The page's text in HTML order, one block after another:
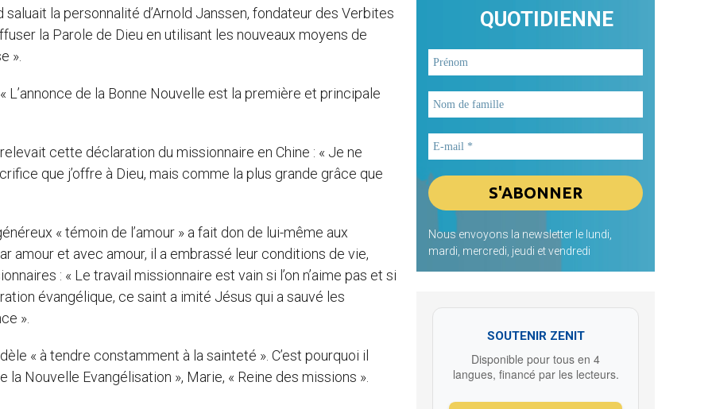
la personnalité d’Arnold Janssen, fondateur des Verbites
la Parole de Dieu en utilisant les nouveaux moyens de
».
L’annonce de la Bonne Nouvelle est la première et principale
cette déclaration du missionnaire en Chine : « Je ne
que j’offre à Dieu, mais comme la plus grande grâce que
« témoin de l’amour » a fait don de lui-même aux
amour et avec amour, il a embrassé leur conditions de vie,
: « Le travail missionnaire est vain si l’on n’aime pas et si
évangélique, ce saint a imité Jésus qui a sauvé les
».
« à tendre constamment à la sainteté ». C’est pourquoi il
la Nouvelle Evangélisation », Marie, « Reine des missions ».
QUOTIDIENNE
Nous envoyons la newsletter le lundi,
mardi, mercredi, jeudi et vendredi
SOUTENIR ZENIT
Disponible pour tous en 4
langues, financé par les lecteurs.